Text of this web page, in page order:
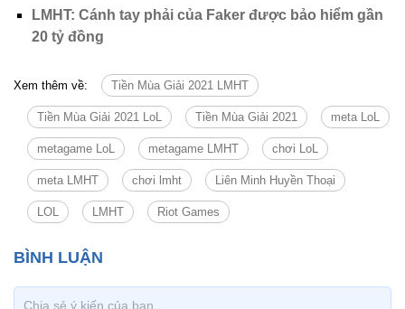
LMHT: Cánh tay phải của Faker được bảo hiểm gần
20 tỷ đồng
Xem thêm về: Tiền Mùa Giải 2021 LMHT
Tiền Mùa Giải 2021 LoL Tiền Mùa Giải 2021 meta LoL
metagame LoL metagame LMHT chơi LoL
meta LMHT chơi lmht Liên Minh Huyền Thoại
LOL LMHT Riot Games